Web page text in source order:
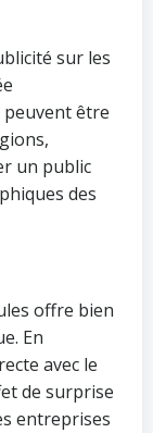
sur les
être
un public
des
offre bien
En
avec le
de surprise
entreprises